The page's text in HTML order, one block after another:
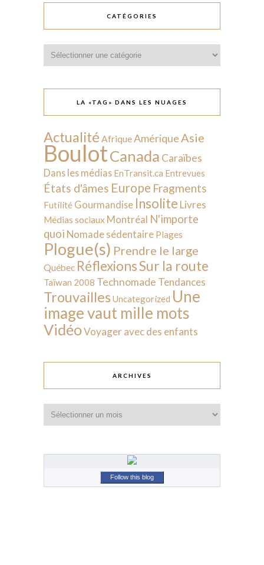
CATÉGORIES
LA «TAG» DANS LES NUAGES
Actualité AfriqueAmériqueAsie
BoulotCanada Caraïbes
Dans les médias EnTransit.ca Entrevues
États d'âmes Europe Fragments
Futilité Gourmandise Insolite Livres
Médias sociaux Montréal N'importe
quoi Nomade sédentaire Plages
Plogue(s) Prendre le large
Québec RéflexionsSur la route
Taïwan 2008 Technomade Tendances
Trouvailles Uncategorized Une
image vaut mille mots
VidéoVoyager avec des enfants
ARCHIVES
Follow this blog